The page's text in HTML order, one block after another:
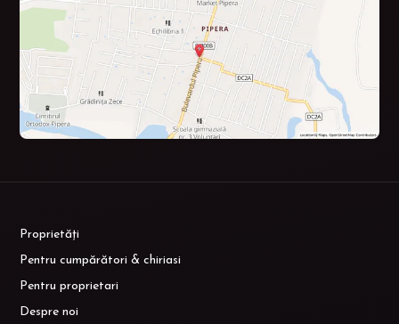
Proprietăți
Pentru cumpărători & chiriasi
Pentru proprietari
Despre noi